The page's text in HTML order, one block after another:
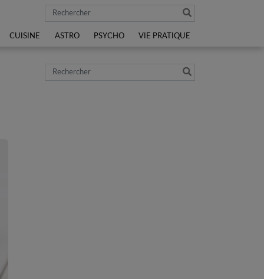
Rechercher
CUISINE ASTRO PSYCHO VIE PRATIQUE
Rechercher